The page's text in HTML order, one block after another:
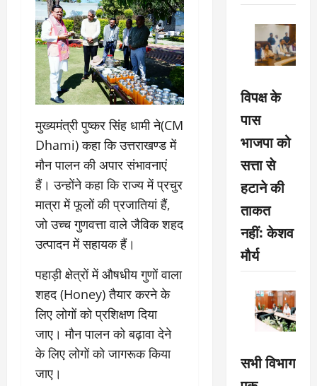
मुख्यमंत्री पुष्कर सिंह धामी ने(CM
Dhami) कहा कि उत्तराखण्ड में
मौन पालन की अपार संभावनाएं
हैं। उन्होंने कहा कि राज्य में प्रचुर
मात्रा में फूलों की प्रजातियां हैं,
जो उच्च गुणवत्ता वाले जैविक शहद
उत्पादन में सहायक हैं।
पहाड़ी क्षेत्रों में औषधीय गुणों वाला
शहद (Honey) तैयार करने के
लिए लोगों को प्रशिक्षण दिया
जाए। मौन पालन को बढ़ावा देने
के लिए लोगों को जागरूक किया
जाए।
विपक्ष के
पास
भाजपा को
सत्ता से
हटाने की
ताकत
नहीं: केशव
मौर्य
सभी विभाग